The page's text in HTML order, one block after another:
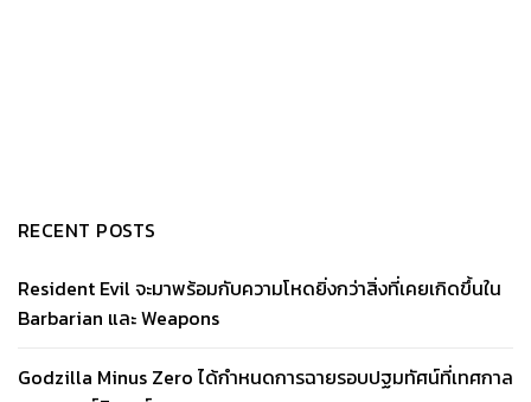
RECENT POSTS
Resident Evil จะมาพร้อมกับความโหดยิ่งกว่าสิ่งที่เคยเกิดขึ้นใน
Barbarian และ Weapons
Godzilla Minus Zero ได้กำหนดการฉายรอบปฐมทัศน์ที่เทศกาล